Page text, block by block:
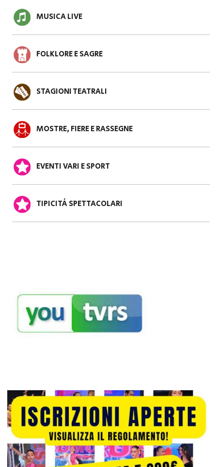
MUSICA LIVE
FOLKLORE E SAGRE
STAGIONI TEATRALI
MOSTRE, FIERE E RASSEGNE
EVENTI VARI E SPORT
TIPICITÀ SPETTACOLARI